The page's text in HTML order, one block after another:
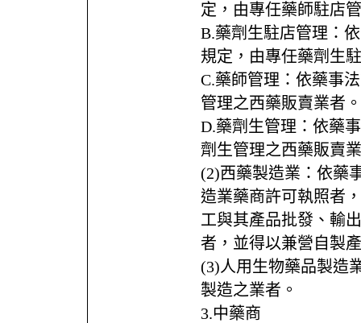
定，由專任藥師駐店
B.藥劑生駐店管理：
規定，由專任藥劑生
C.藥師管理：依藥事
管理之西藥販賣業者。
D.藥劑生管理：依藥
劑生管理之西藥販賣
(2)西藥製造業：依藥
造業藥商許可執照者
工與其產品批發、輸
者，並得以兼營自製
(3)人用生物藥品製造
製造之業者。
3.中藥商